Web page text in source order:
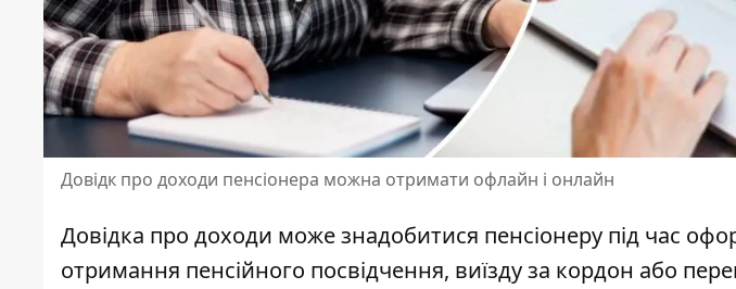
Довідк про доходи пенсіонера можна отримати офлайн і онлайн
Довідка про доходи може знадобитися пенсіонеру під час
отримання пенсійного посвідчення, виїзду за кордон або